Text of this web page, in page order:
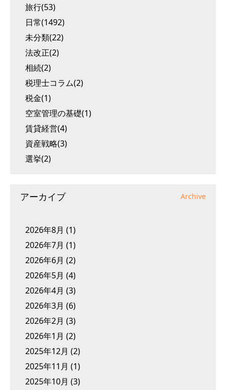
旅行(53)
日常(1492)
未分類(22)
法改正(2)
相続(2)
税理士コラム(2)
税金(1)
空室管理の基礎(1)
賃貸経営(4)
資産戦略(3)
選挙(2)
アーカイブ Archive
2026年8月 (1)
2026年7月 (1)
2026年6月 (2)
2026年5月 (4)
2026年4月 (3)
2026年3月 (6)
2026年2月 (3)
2026年1月 (2)
2025年12月 (2)
2025年11月 (1)
2025年10月 (3)